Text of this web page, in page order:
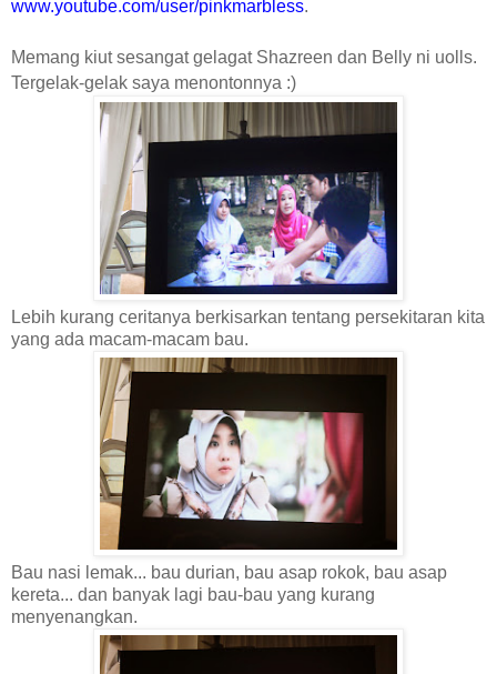
www.youtube.com/user/pinkmarbless.
Memang kiut sesangat gelagat Shazreen dan Belly ni uolls.
Tergelak-gelak saya menontonnya :)
Lebih kurang ceritanya berkisarkan tentang persekitaran kita
yang ada macam-macam bau.
Bau nasi lemak... bau durian, bau asap rokok, bau asap
kereta... dan banyak lagi bau-bau yang kurang
menyenangkan.